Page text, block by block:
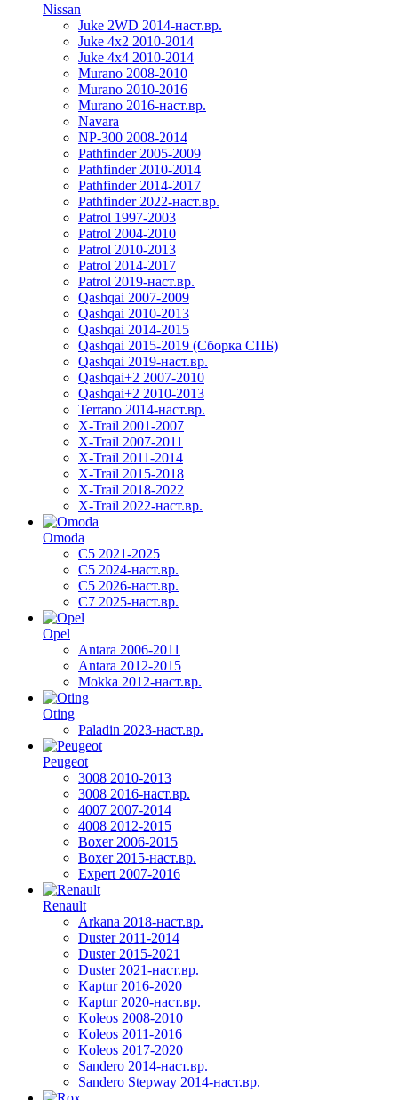
Nissan
Juke 2WD 2014-наст.вр.
Juke 4x2 2010-2014
Juke 4x4 2010-2014
Murano 2008-2010
Murano 2010-2016
Murano 2016-наст.вр.
Navara
NP-300 2008-2014
Pathfinder 2005-2009
Pathfinder 2010-2014
Pathfinder 2014-2017
Pathfinder 2022-наст.вр.
Patrol 1997-2003
Patrol 2004-2010
Patrol 2010-2013
Patrol 2014-2017
Patrol 2019-наст.вр.
Qashqai 2007-2009
Qashqai 2010-2013
Qashqai 2014-2015
Qashqai 2015-2019 (Сборка СПБ)
Qashqai 2019-наст.вр.
Qashqai+2 2007-2010
Qashqai+2 2010-2013
Terrano 2014-наст.вр.
X-Trail 2001-2007
X-Trail 2007-2011
X-Trail 2011-2014
X-Trail 2015-2018
X-Trail 2018-2022
X-Trail 2022-наст.вр.
Omoda
C5 2021-2025
C5 2024-наст.вр.
C5 2026-наст.вр.
C7 2025-наст.вр.
Opel
Antara 2006-2011
Antara 2012-2015
Mokka 2012-наст.вр.
Oting
Paladin 2023-наст.вр.
Peugeot
3008 2010-2013
3008 2016-наст.вр.
4007 2007-2014
4008 2012-2015
Boxer 2006-2015
Boxer 2015-наст.вр.
Expert 2007-2016
Renault
Arkana 2018-наст.вр.
Duster 2011-2014
Duster 2015-2021
Duster 2021-наст.вр.
Kaptur 2016-2020
Kaptur 2020-наст.вр.
Koleos 2008-2010
Koleos 2011-2016
Koleos 2017-2020
Sandero 2014-наст.вр.
Sandero Stepway 2014-наст.вр.